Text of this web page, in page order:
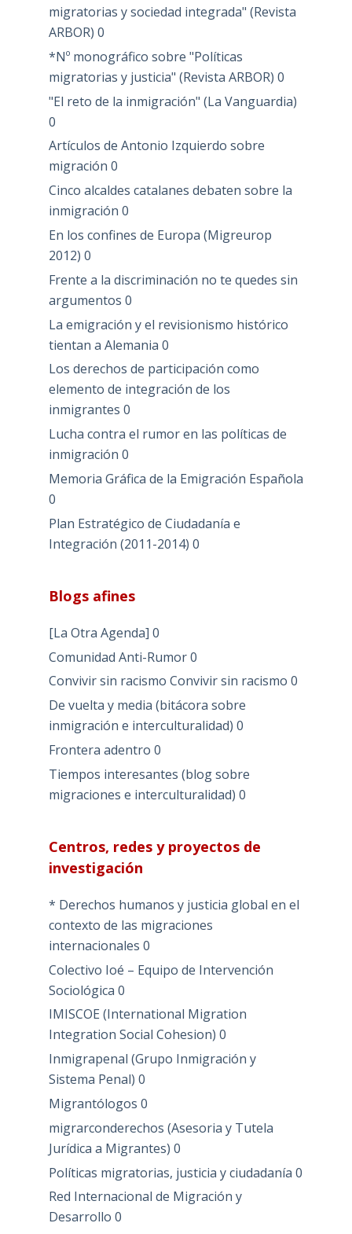
migratorias y sociedad integrada" (Revista
ARBOR) 0
*Nº monográfico sobre "Políticas
migratorias y justicia" (Revista ARBOR) 0
"El reto de la inmigración" (La Vanguardia)
0
Artículos de Antonio Izquierdo sobre
migración 0
Cinco alcaldes catalanes debaten sobre la
inmigración 0
En los confines de Europa (Migreurop
2012) 0
Frente a la discriminación no te quedes sin
argumentos 0
La emigración y el revisionismo histórico
tientan a Alemania 0
Los derechos de participación como
elemento de integración de los
inmigrantes 0
Lucha contra el rumor en las políticas de
inmigración 0
Memoria Gráfica de la Emigración Española
0
Plan Estratégico de Ciudadanía e
Integración (2011-2014) 0
Blogs afines
[La Otra Agenda] 0
Comunidad Anti-Rumor0
Convivir sin racismo Convivir sin racismo 0
De vuelta y media (bitácora sobre
inmigración e interculturalidad) 0
Frontera adentro 0
Tiempos interesantes (blog sobre
migraciones e interculturalidad) 0
Centros, redes y proyectos de
investigación
* Derechos humanos y justicia global en el
contexto de las migraciones
internacionales 0
Colectivo Ioé – Equipo de Intervención
Sociológica 0
IMISCOE (International Migration
Integration Social Cohesion) 0
Inmigrapenal (Grupo Inmigración y
Sistema Penal) 0
Migrantólogos 0
migrarconderechos (Asesoria y Tutela
Jurídica a Migrantes) 0
Políticas migratorias, justicia y ciudadanía 0
Red Internacional de Migración y
Desarrollo 0